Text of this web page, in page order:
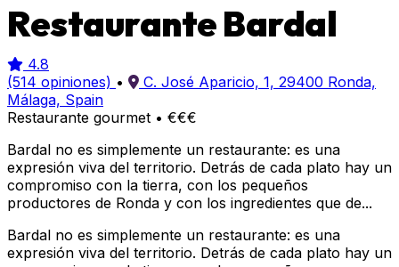
Restaurante Bardal
4.8
(514 opiniones) •
C. José Aparicio, 1, 29400 Ronda,
Málaga, Spain
Restaurante gourmet • €€€
Bardal no es simplemente un restaurante: es una
expresión viva del territorio. Detrás de cada plato hay un
compromiso con la tierra, con los pequeños
productores de Ronda y con los ingredientes que de...
Bardal no es simplemente un restaurante: es una
expresión viva del territorio. Detrás de cada plato hay un